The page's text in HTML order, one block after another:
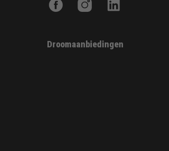
Droomaanbiedingen